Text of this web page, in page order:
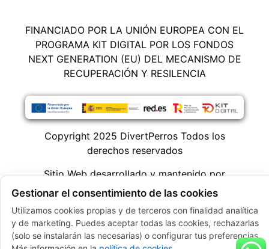
FINANCIADO POR LA UNIÓN EUROPEA CON EL
PROGRAMA KIT DIGITAL POR LOS FONDOS
NEXT GENERATION (EU) DEL MECANISMO DE
RECUPERACIÓN Y RESILENCIA
Copyright 2025 DivertPerrosTodos los
derechos reservados
Sitio Web desarrollado y mantenido por
xPandex
Gestionar el consentimiento de las cookies
Utilizamos cookies propias y de terceros con finalidad analítica
y de marketing. Puedes aceptar todas las cookies, rechazarlas
(solo se instalarán las necesarias) o configurar tus preferencias.